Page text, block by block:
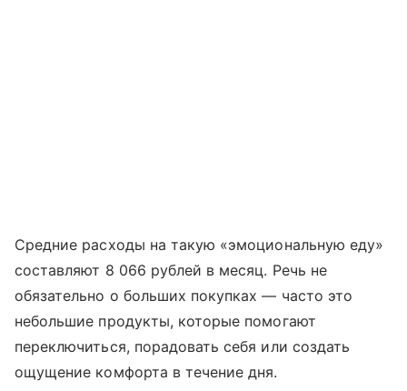
Средние расходы на такую «эмоциональную еду»
составляют 8 066 рублей в месяц. Речь не
обязательно о больших покупках — часто это
небольшие продукты, которые помогают
переключиться, порадовать себя или создать
ощущение комфорта в течение дня.